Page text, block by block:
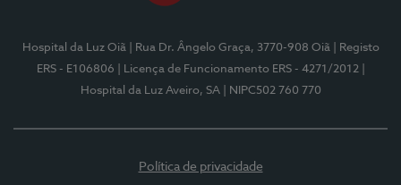
Hospital da Luz Oiã | Rua Dr. Ângelo Graça, 3770-908 Oiã
| Registo
ERS - E106806
| Licença de Funcionamento ERS - 4271/2012
Hospital da Luz Aveiro, SA
| NIPC502 760 770
Política de privacidade